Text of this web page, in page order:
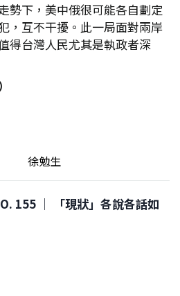
勢下，美中俄很可能各自劃定
，互不干擾。此一局面對兩岸
得台灣人民尤其是執政者深
徐勉生
155 │ 「現狀」各說各話如